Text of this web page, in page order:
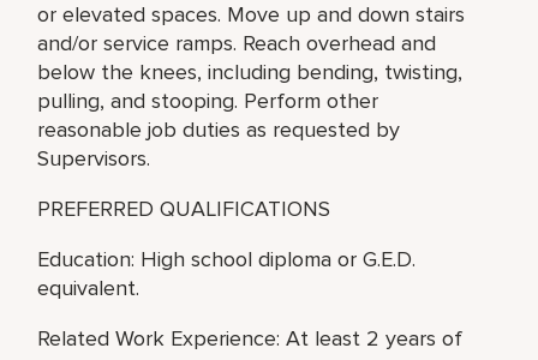
or elevated spaces. Move up and down stairs
and/or service ramps. Reach overhead and
below the knees, including bending, twisting,
pulling, and stooping. Perform other
reasonable job duties as requested by
Supervisors.
PREFERRED QUALIFICATIONS
Education: High school diploma or G.E.D.
equivalent.
Related Work Experience: At least 2 years of